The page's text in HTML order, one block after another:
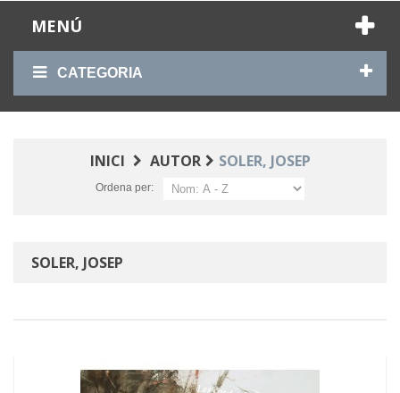
MENÚ
CATEGORIA
INICI AUTOR SOLER, JOSEP
Ordena per:
SOLER, JOSEP